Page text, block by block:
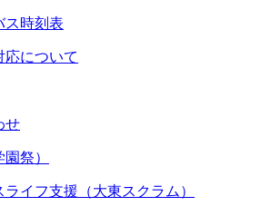
ス時刻表
応について
せ
祭）
ライフ支援（大東スクラム）